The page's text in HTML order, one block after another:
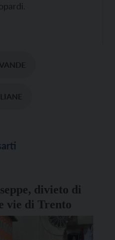
divieto di
vie di Trento